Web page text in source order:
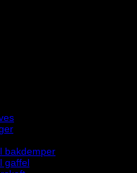
bakdemper
gaffel